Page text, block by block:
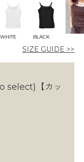
示しない
WHITE BLACK
SIZE GUIDE >>
select)【カッ